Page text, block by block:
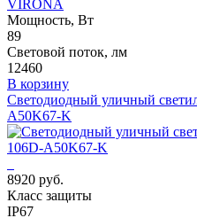
VIRONA
Мощность, Вт
89
Световой поток, лм
12460
В корзину
Светодиодный уличный
A50K67-K
8920 руб.
Класс защиты
IP67